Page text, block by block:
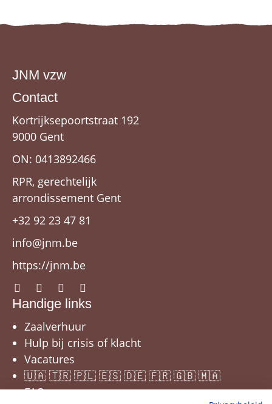
JNM vzw
Contact
Kortrijksepoortstraat 192
9000 Gent
ON: 0413892466
RPR, gerechtelijk
arrondissement Gent
+32 92 23 47 81
info@jnm.be
https://jnm.be
Handige links
Zaalverhuur
Hulp bij crisis of klacht
Vacatures
🇺🇦 🇹🇷 🇵🇱 🇪🇸 🇩🇪 🇫🇷 🇬🇧 🇲🇦
FAQ